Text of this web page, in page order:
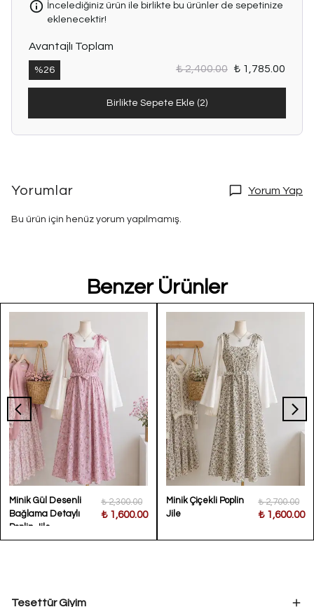
İncelediğiniz ürün ile birlikte bu ürünler de sepetinize
eklenecektir!
Avantajlı Toplam
%26 ₺ 2,400.00 ₺ 1,785.00
Birlikte Sepete Ekle (2)
Yorumlar Yorum Yap
Bu ürün için henüz yorum yapılmamış.
Benzer Ürünler
Minik Gül Desenli
Bağlama Detaylı
Poplin Jile
₺ 2,300.00
₺ 1,600.00
Minik Çiçekli Poplin
Jile
₺ 2,700.00
₺ 1,600.00
Tesettür Giyim